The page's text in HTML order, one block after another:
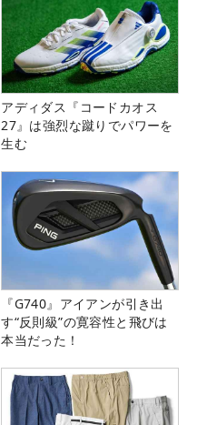
アディダス『コードカオス
27』は強烈な蹴りでパワーを
生む
『G740』アイアンが引き出
す“反則級”の寛容性と飛びは
本当だった！